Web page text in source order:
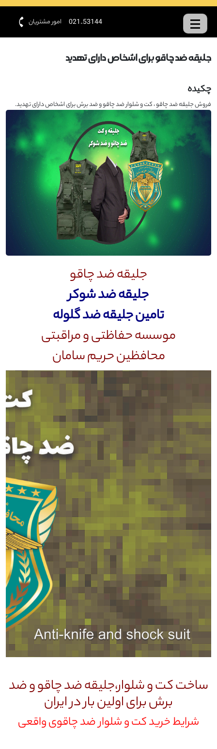
021-53144 امور مشتریان
جلیقه ضد چاقو برای اشخاص دارای تهدید
چکیده
فروش جلیقه ضد چاقو ، کت و شلوار ضد چاقو و ضد برش برای اشخاص دارای تهدید.
جلیقه ضد چاقو
جلیقه ضد شوکر
تامین جلیقه ضد گلوله
موسسه حفاظتی و مراقبتی
محافظین حریم سامان
ساخت کت و شلوار،جلیقه ضد چاقو و ضد
برش برای اولین بار در ایران
شرایط خرید کت و شلوار ضد چاقوی واقعی